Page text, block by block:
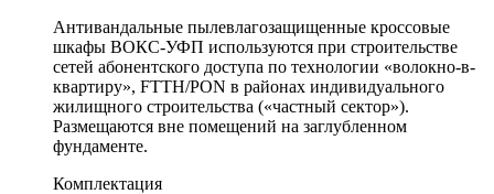
Антивандальные пылевлагозащищенные кроссовые
шкафы ВОКС-УФП используются при строительстве
сетей абонентского доступа по технологии «волокно-в-
квартиру», FTTH/PON в районах индивидуального
жилищного строительства («частный сектор»).
Размещаются вне помещений на заглубленном
фундаменте.
Комплектация